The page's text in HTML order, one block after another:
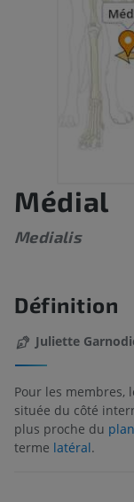
Médial
Medialis
Définition
Juliette
Pour les membres,
située du côté
plus proche du
terme latéral.